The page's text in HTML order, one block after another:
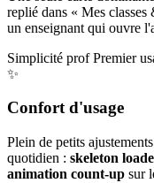
replié dans « Mes
un enseignant qui ouvre
Simplicité prof Premier
✨
Confort d'usage
Plein de petits
quotidien : skeleton
animation count-up sur